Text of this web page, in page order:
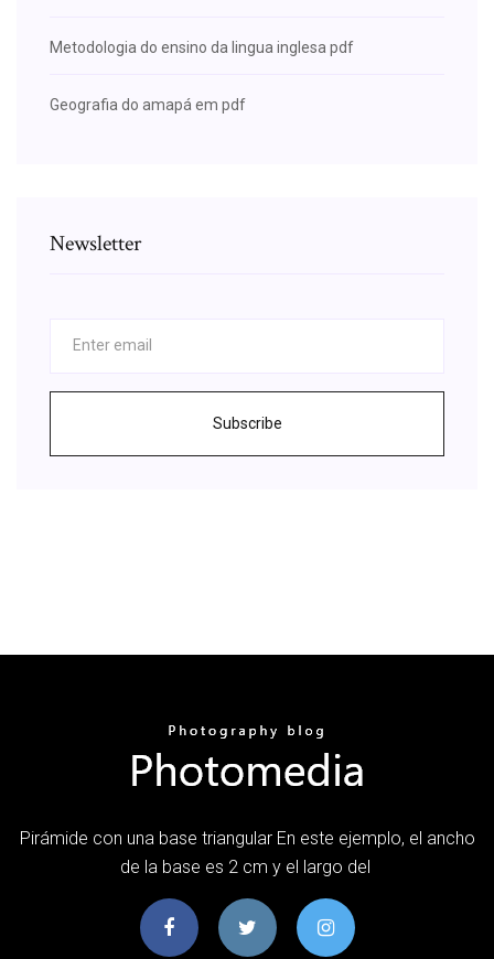
Metodologia do ensino da lingua inglesa pdf
Geografia do amapá em pdf
Newsletter
Subscribe
Pirámide con una base triangular En este ejemplo, el ancho
de la base es 2 cm y el largo del